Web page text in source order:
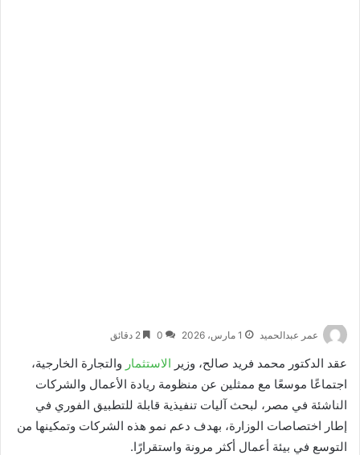
عمر عبدالحميد 1 مارس، 2026 0
عقد الدكتور محمد فريد صالح، وزير الاستثمار والتجارة الخارجية،
اجتماعًا موسعًا مع ممثلين عن منظومة ريادة الأعمال والشركات
الناشئة في مصر، لبحث آليات تنفيذية قابلة للتطبيق الفوري في
إطار اختصاصات الوزارة، بهدف دعم نمو هذه الشركات وتمكينها من
التوسع في بيئة أعمال أكثر مرونة واستقرارًا.